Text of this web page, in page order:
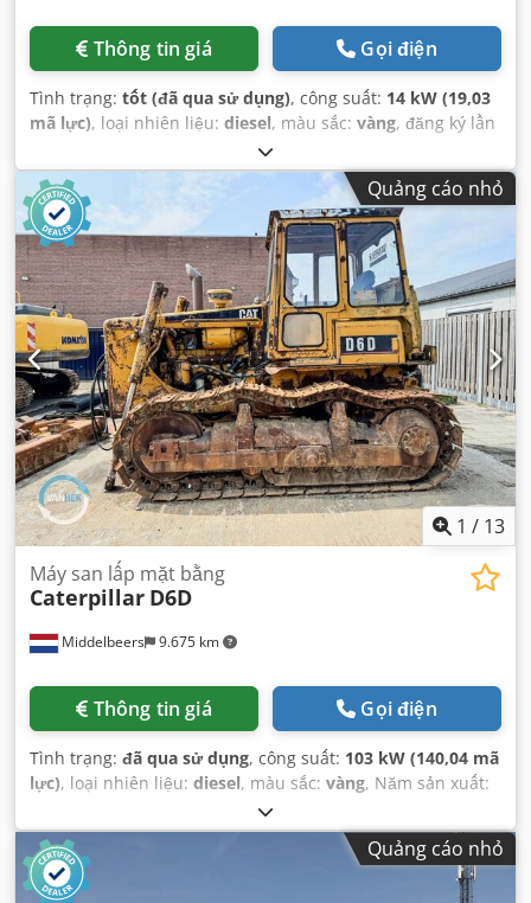
Thông tin giá Gọi điện
Tình trạng: tốt (đã qua sử dụng), công suất: 14 kW (19,03
mã lực), loại nhiên liệu: diesel, màu sắc: vàng, đăng ký lần
, Năm sản xuất:2006
Quảng cáo nhỏ
1 / 13
Middelbeers 9.675 km
Máy san lấp mặt bằng
Caterpillar D6D
Thông tin giá Gọi điện
Tình trạng: đã qua sử dụng, công suất: 103 kW (140,04 mã
lực), loại nhiên liệu: diesel, màu sắc: vàng, Năm sản xuất:
Quảng cáo nhỏ